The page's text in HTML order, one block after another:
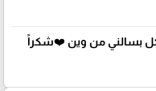
بسالني من وين ❤️شكراً